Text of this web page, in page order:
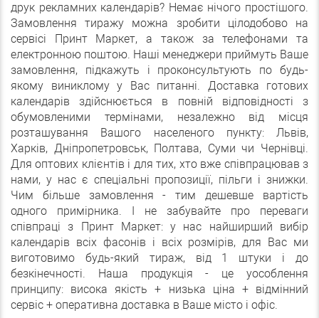
друк рекламних календарів? Немає нічого простішого.
Замовлення тиражу можна зробити цілодобово на
сервісі Принт Маркет, а також за телефонами та
електронною поштою. Наші менеджери приймуть Ваше
замовлення, підкажуть і проконсультують по будь-
якому виниклому у Вас питанні. Доставка готових
календарів здійснюється в повній відповідності з
обумовленими термінами, незалежно від місця
розташування Вашого населеного пункту: Львів,
Харків, Дніпропетровськ, Полтава, Суми чи Чернівці.
Для оптових клієнтів і для тих, хто вже співпрацював з
нами, у нас є спеціальні пропозиції, пільги і знижки.
Чим більше замовлення - тим дешевше вартість
одного примірника. І не забувайте про переваги
співпраці з Принт Маркет: у нас найширший вибір
календарів всіх фасонів і всіх розмірів, для Вас ми
виготовимо будь-який тираж, від 1 штуки і до
безкінечності. Наша продукція - це уособлення
принципу: висока якість + низька ціна + відмінний
сервіс + оперативна доставка в Ваше місто і офіс.